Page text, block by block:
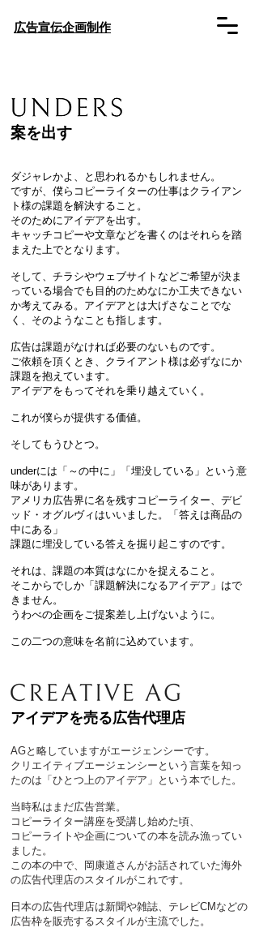
​広告宣伝企画制作
案を出す
ダジャレかよ、と思われるかもしれません。
ですが、僕らコピーライターの仕事はクライアン
ト様の課題を解決すること。
そのためにアイデアを出す。
キャッチコピーや文章などを書くのはそれらを踏
まえた上でとなります。
そして、チラシやウェブサイトなどご希望が決ま
っている場合でも目的のためなにか工夫できない
か考えてみる。 アイデアとは大げさなことでな
く、そのようなことも指します。
広告は課題がなければ必要のないものです。
ご依頼を頂くとき、クライアント様は必ずなにか
課題を抱えています。
アイデアをもってそれを乗り越えていく。
これが僕らが提供する価値。
そしてもうひとつ。
underには「～の中に」「埋没している」という意
味があります。
アメリカ広告界に名を残すコピーライター、デビ
ッド・オグルヴィはいいました。
「答えは商品の
中にある」
課題に埋没している答えを掘り起こすのです。
それは、課題の本質はなにかを捉えること。
そこからでしか「課題解決になるアイデア」はで
きません。
うわべの企画をご提案差し上げないように。
この二つの意味を名前に込めています。
アイデアを売る広告代理店
AGと略していますがエージェンシーです。​
クリエイティブエージェンシーという言葉を知っ
たのは「ひとつ上のアイデア」という本でした。
当時私はまだ広告営業。
コピーライター講座を受講し始めた頃、
コピーライトや企画についての本を読み漁ってい
ました。
この本の中で、岡康道さんがお話されていた海外
の広告代理店のスタイルがこれです。
日本の広告代理店は新聞や雑誌、テレビCMなどの
広告枠を販売するスタイルが主流でした。